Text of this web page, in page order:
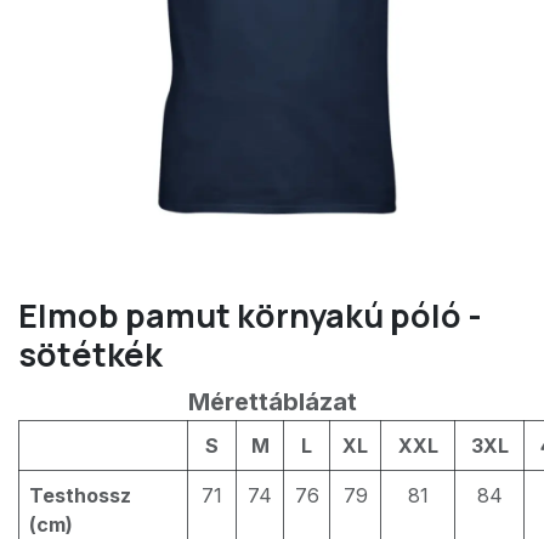
Elmob pamut környakú póló -
sötétkék
Mérettáblázat
S M L XL XXL 3XL
Testhossz
(cm)
71 74 76 79 81 84